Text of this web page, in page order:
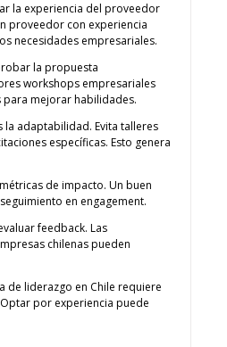
la experiencia del proveedor
proveedor con experiencia
necesidades empresariales.
la propuesta
workshops empresariales
para mejorar habilidades.
la adaptabilidad. Evita talleres
específicas. Esto genera
de impacto. Un buen
en engagement.
feedback. Las
chilenas pueden
de liderazgo en Chile requiere
por experiencia puede